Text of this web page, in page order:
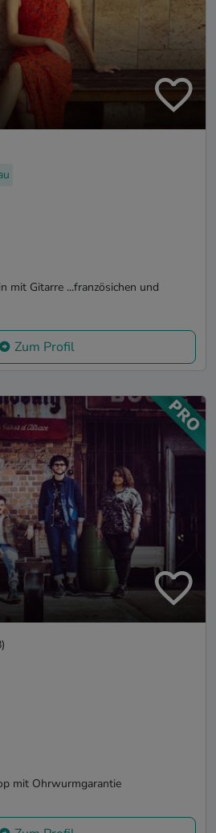
mit Gitarre ...französichen und
Zum Profil
mit Ohrwurmgarantie